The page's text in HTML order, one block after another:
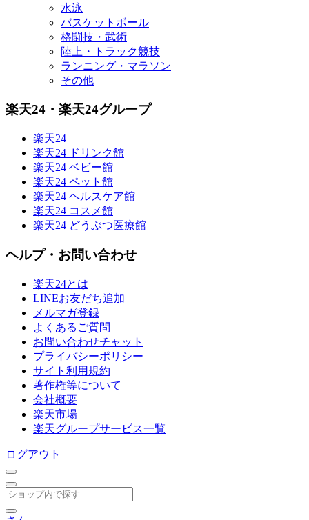
水泳
バスケットボール
格闘技・武術
陸上・トラック競技
ランニング・マラソン
その他
楽天24・楽天24グループ
楽天24
楽天24 ドリンク館
楽天24 ベビー館
楽天24 ペット館
楽天24 ヘルスケア館
楽天24 コスメ館
楽天24 どうぶつ医療館
ヘルプ・お問い合わせ
楽天24とは
LINEお友だち追加
メルマガ登録
よくあるご質問
お問い合わせチャット
プライバシーポリシー
サイト利用規約
著作権等について
会社概要
楽天市場
楽天グループサービス一覧
ログアウト